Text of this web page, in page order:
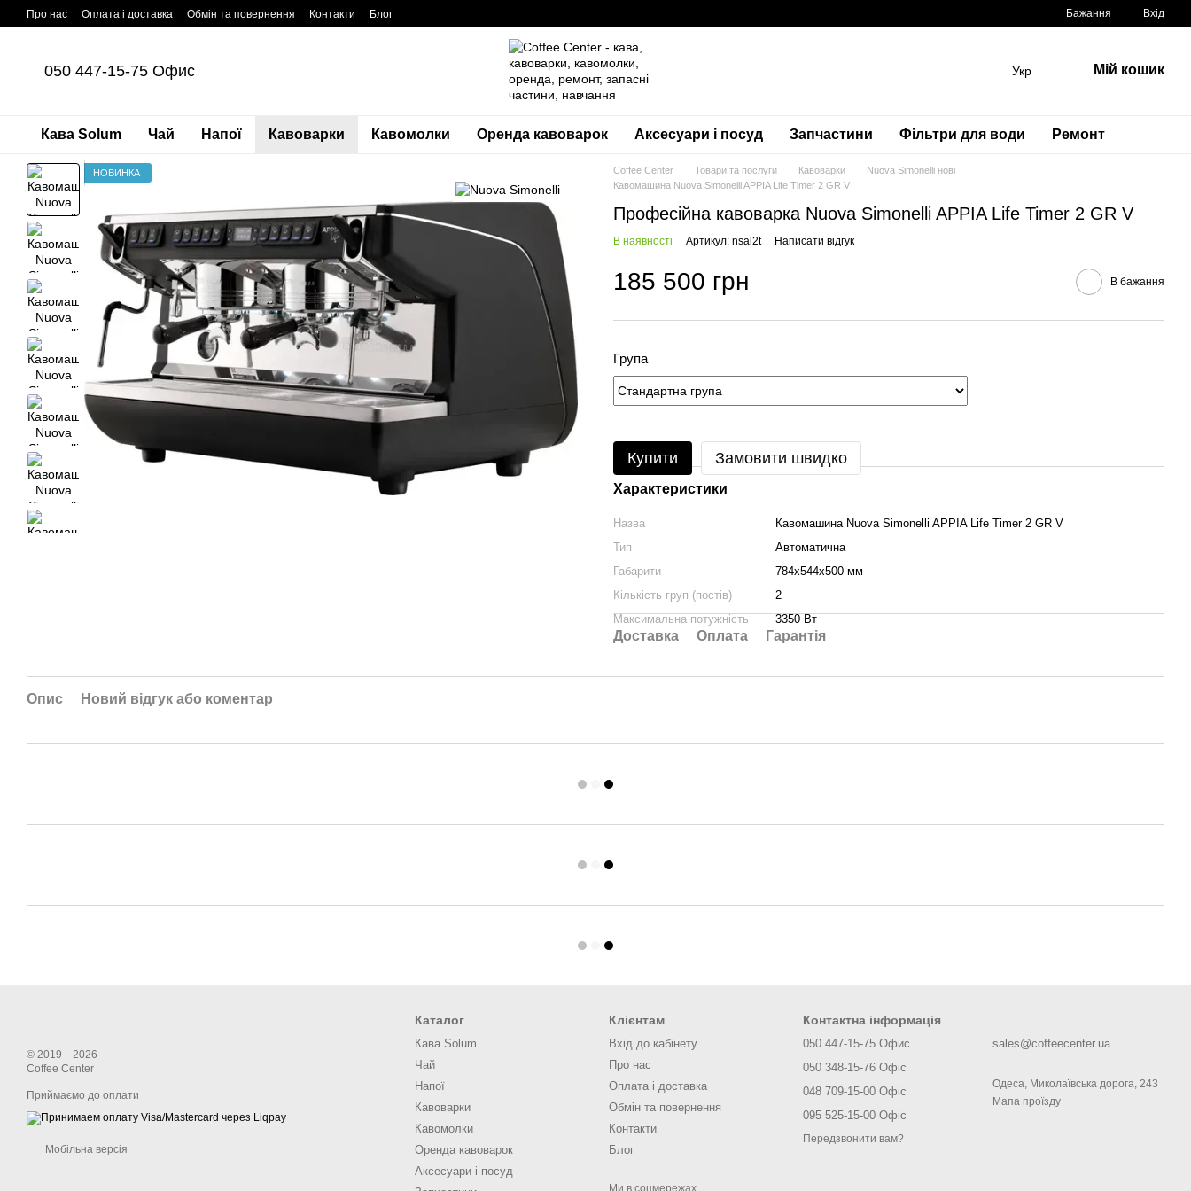
Перейти до основного контенту
Про нас Оплата і доставка Обмін та повернення Контакти Блог Бажання Вхід
050 447-15-75 Офис Укр Мій кошик
Кава Solum Чай Напої Кавоварки Кавомолки Оренда кавоварок Аксесуари і посуд Запчастини Фільтри для води Ремонт
НОВИНКА Coffee Center Товари та послуги Кавоварки
Nuova Simonelli нові
Кавомашина Nuova Simonelli APPIA Life Timer 2 GR V
Професійна кавоварка Nuova Simonelli APPIA Life Timer 2 GR V
В наявності Артикул: nsal2t Написати відгук
185 500 грн В бажання
Група
Купити Замовити швидко
Характеристики
Назва
Кавомашина Nuova Simonelli APPIA Life Timer 2 GR V
Тип
Автоматична
Габарити
784х544х500 мм
Кількість груп (постів)
2
Максимальна потужність
3350 Вт
Доставка Оплата Гарантія
Опис Новий відгук або коментар
© 2019—2026
Coffee Center
Приймаємо до оплати
Мобільна версія
Каталог
Кава Solum
Чай
Напої
Кавоварки
Кавомолки
Оренда кавоварок
Аксесуари і посуд
Клієнтам
Вхід до кабінету
Про нас
Оплата і доставка
Обмін та повернення
Контакти
Блог
Ми в соцмережах
Контактна інформація
050 447-15-75 Офис
050 348-15-76 Офіс
048 709-15-00 Офіс
095 525-15-00 Офіс
Передзвонити вам?
sales@coffeecenter.ua
Одеса, Миколаївська дорога, 243
Мапа проїзду